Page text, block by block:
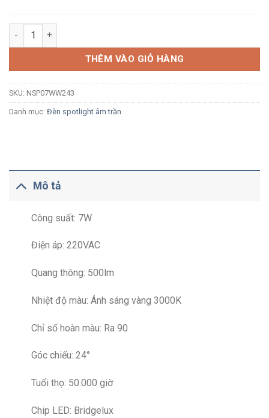
Đèn LED spotlight âm trần Nanoco NSP07WW243 7W ánh
THÊM VÀO GIỎ HÀNG
SKU: NSP07WW243
Danh mục: Đèn spotlight âm trần
Mô tả
Công suất: 7W
Điện áp: 220VAC
Quang thông: 500lm
Nhiệt độ màu: Ánh sáng vàng 3000K
Chỉ số hoàn màu: Ra 90
Góc chiếu: 24°
Tuổi thọ: 50.000 giờ
Chip LED: Bridgelux